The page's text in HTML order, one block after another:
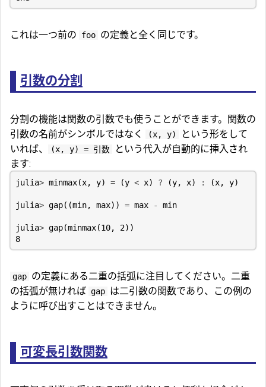
これは一つ前の foo の定義と全く同じです。
引数の分割
分割の機能は関数の引数でも使うことができます。関数の
引数の名前がシンボルではなく
(x, y)
という形をして
いれば、
(x, y) = 引数
という代入が自動的に挿入され
ます:
julia> minmax(x, y) = (y < x) ? (y, x) : (x, y)
julia> gap((min, max)) = max - min
julia> gap(minmax(10, 2))
8
gap の定義にある二重の括弧に注目してください。二重
の括弧が無ければ gap は二引数の関数であり、この例の
ように呼び出すことはできません。
可変長引数関数